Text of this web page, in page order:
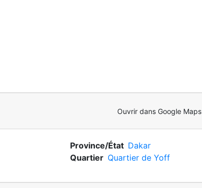
Ouvrir dans Google Maps
Province/État Dakar
Quartier Quartier de Yoff